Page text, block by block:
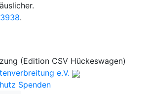
.
(Edition CSV Hückeswagen)
e.V.
Spenden